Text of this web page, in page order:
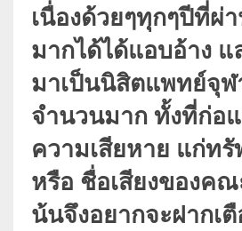
เนื่องด้วยๆทุกๆปีที่ผ่
มากได้ได้แอบอ้าง
มาเป็นนิสิตแพทย์จุฬ
จำนวนมาก ทั้งที่ก่อ
ความเสียหาย แก่ท
หรือ ชื่อเสียงของค
น้นจึงอยากจะฝากเ